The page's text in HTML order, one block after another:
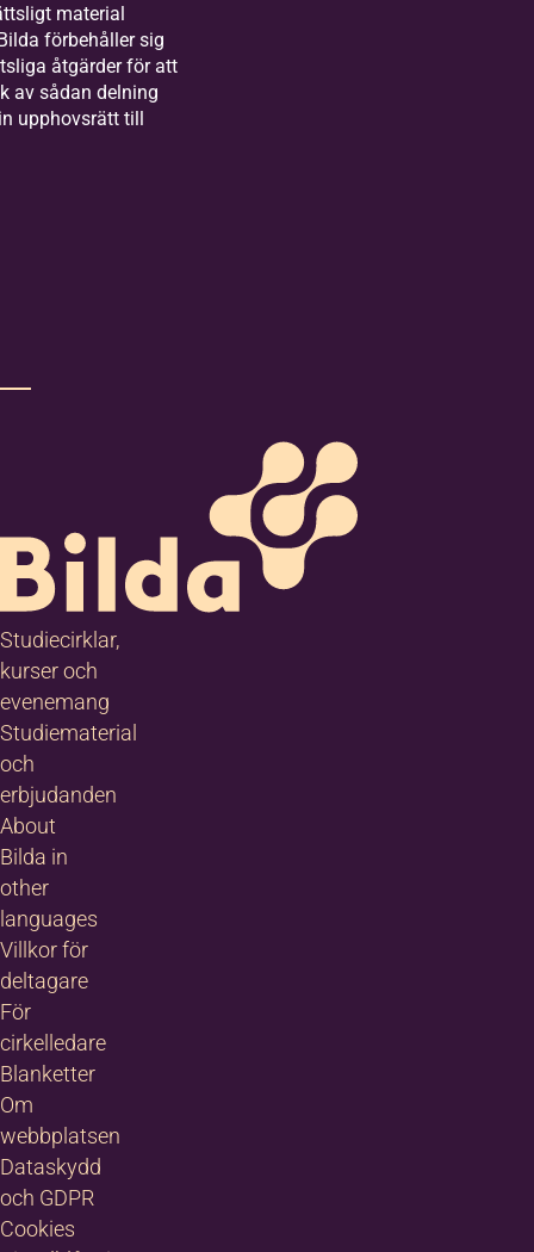
material
förbehåller sig
åtgärder för att
av sådan delning
upphovsrätt till
Studiecirklar,
kurser och
evenemang
Studiematerial
och
erbjudanden
About
Bilda in
other
languages
Villkor för
deltagare
För
cirkelledare
Blanketter
Om
webbplatsen
Dataskydd
och GDPR
Cookies